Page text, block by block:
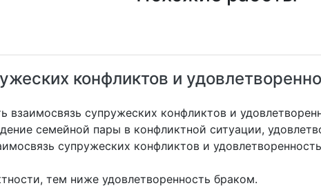
конфликтов и
взаимосвязь супружеских конфликтов и
семейной пары в конфликтной ситуации,
супружеских конфликтов и
тем ниже удовлетворенность браком.